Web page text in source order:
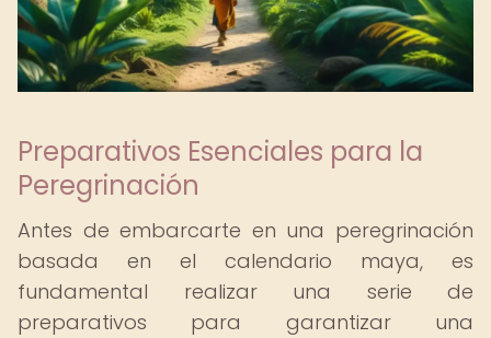
Preparativos Esenciales para la
Peregrinación
Antes de embarcarte en una peregrinación
basada en el calendario maya, es
fundamental realizar una serie de
preparativos para garantizar una